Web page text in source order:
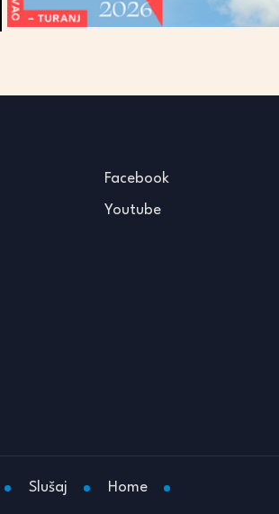
Facebook
Youtube
Slušaj Home